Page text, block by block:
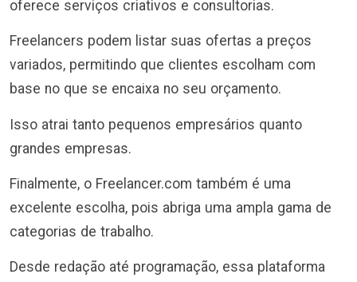
oferece serviços criativos e consultorias.
Freelancers podem listar suas ofertas a preços
variados, permitindo que clientes escolham com
base no que se encaixa no seu orçamento.
Isso atrai tanto pequenos empresários quanto
grandes empresas.
Finalmente, o Freelancer.com também é uma
excelente escolha, pois abriga uma ampla gama de
categorias de trabalho.
Desde redação até programação, essa plataforma